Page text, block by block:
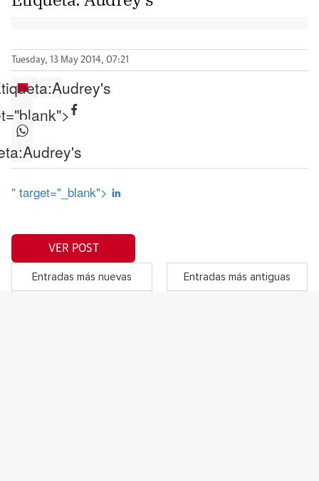
Tuesday, 13 May 2014, 07:21
Audrey's
Audrey's
" target="_blank">
VER POST
Entradas más nuevas Entradas más antiguas